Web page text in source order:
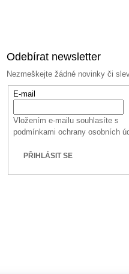
Odebírat newsletter
Nezmeškejte žádné novinky či
E-mail
Vložením e-mailu souhlasíte s
podmínkami ochrany osobních
PŘIHLÁSIT SE